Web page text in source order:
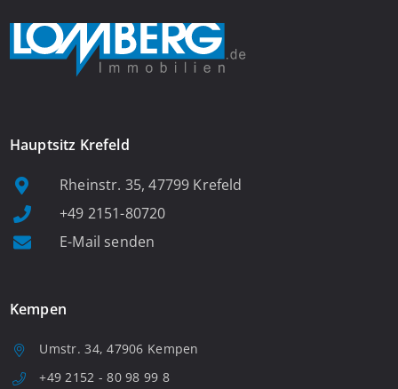
Hauptsitz Krefeld
Rheinstr. 35, 47799 Krefeld
+49 2151-80720
E-Mail senden
Kempen
Umstr. 34, 47906 Kempen
+49 2152 - 80 98 99 8